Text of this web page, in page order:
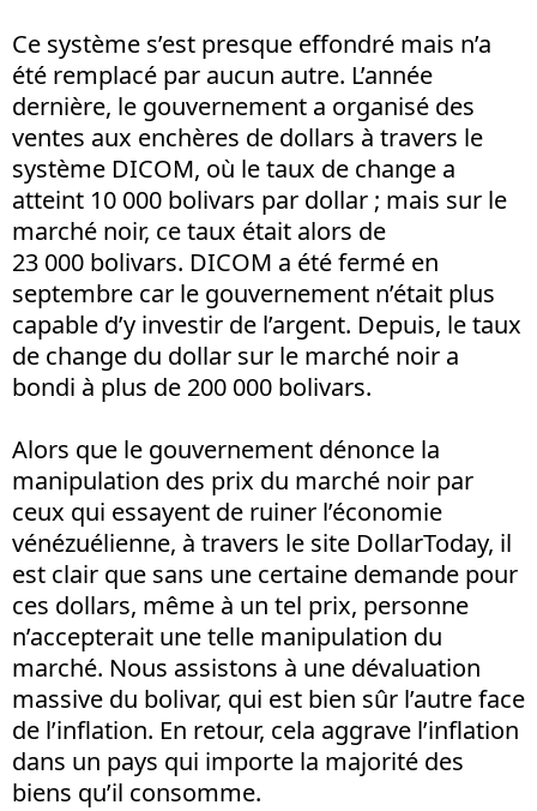
Ce système s’est presque effondré mais n’a
été remplacé par aucun autre. L’année
dernière, le gouvernement a organisé des
ventes aux enchères de dollars à travers le
système DICOM, où le taux de change a
atteint 10 000 bolivars par dollar ; mais sur le
marché noir, ce taux était alors de
23 000 bolivars. DICOM a été fermé en
septembre car le gouvernement n’était plus
capable d’y investir de l’argent. Depuis, le taux
de change du dollar sur le marché noir a
bondi à plus de 200 000 bolivars.
Alors que le gouvernement dénonce la
manipulation des prix du marché noir par
ceux qui essayent de ruiner l’économie
vénézuélienne, à travers le site DollarToday, il
est clair que sans une certaine demande pour
ces dollars, même à un tel prix, personne
n’accepterait une telle manipulation du
marché. Nous assistons à une dévaluation
massive du bolivar, qui est bien sûr l’autre face
de l’inflation. En retour, cela aggrave l’inflation
dans un pays qui importe la majorité des
biens qu’il consomme.